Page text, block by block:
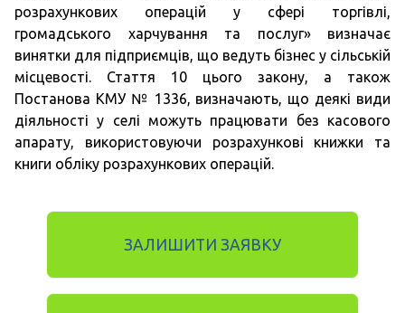
розрахункових операцій у сфері торгівлі,
громадського харчування та послуг» визначає
винятки для підприємців, що ведуть бізнес у сільській
місцевості. Стаття 10 цього закону, а також
Постанова КМУ № 1336, визначають, що деякі види
діяльності у селі можуть працювати без касового
апарату, використовуючи розрахункові книжки та
книги обліку розрахункових операцій.
ЗАЛИШИТИ ЗАЯВКУ